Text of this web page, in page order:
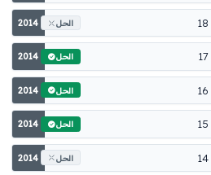
2014 الحل
2014 الحل
2014 الحل
2014 الحل
2014 الحل